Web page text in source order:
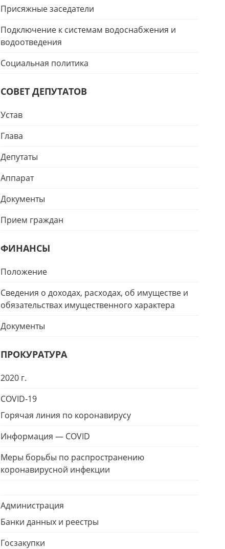
Присяжные заседатели
Подключение к системам водоснабжения и
водоотведения
Социальная политика
СОВЕТ ДЕПУТАТОВ
Устав
Глава
Депутаты
Аппарат
Документы
Прием граждан
ФИНАНСЫ
Положение
Сведения о доходах, расходах, об имуществе и
обязательствах имущественного характера
Документы
ПРОКУРАТУРА
2020 г.
COVID-19
Горячая линия по коронавирусу
Информация — COVID
Меры борьбы по распространению
коронавирусной инфекции
Администрация
Банки данных и реестры
Госзакупки